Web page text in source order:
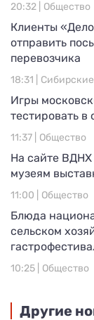
20:32 | Общество
Клиенты
отправить
перевозчика
18:31 |
Игры
тестировать
11:37 | Общество
На сайте ВДНХ
музеям
11:00 | Общество
Блюда
сельском
10:25 | Общество
Другие